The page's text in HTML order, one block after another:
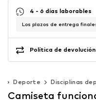
4 - 6 días laborables
Los plazos de entrega
Política de
Deporte Disciplinas
Camiseta